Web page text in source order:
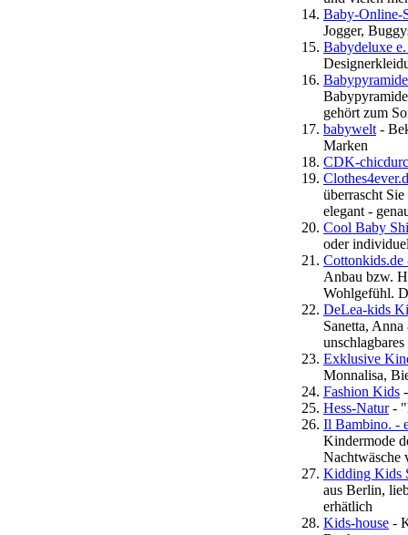
Baby-Online-
Jogger,
Babydeluxe
gehört zum
babywelt -
Marken
CDK-
überrascht
elegant -
Cool Baby
oder
Anbau bzw.
Wohlgefühl.
DeLea-kids
Sanetta,
Exklusive
Monnalisa,
Fashion Kids
Hess-Natur-
Il Bambino. -
Kindermode
Nachtwäsche
Kidding Kids
aus Berlin,
erhätlich
Kids-house -